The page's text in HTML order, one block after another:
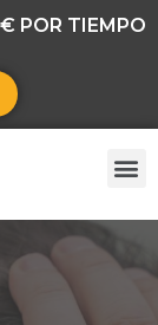
POR TIEMPO